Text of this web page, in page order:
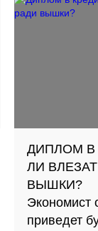
ДИПЛОМ В
ЛИ
ВЫШКИ?
Экономист
приведет